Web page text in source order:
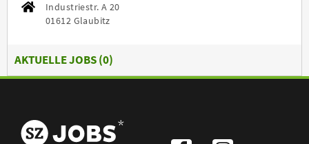
Industriestr. A 20
01612 Glaubitz
AKTUELLE JOBS (0)